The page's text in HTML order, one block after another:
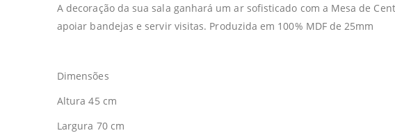
A decoração da sua sala ganhará um ar sofisticado com a Mesa de
apoiar bandejas e servir visitas. Produzida em 100% MDF de 25mm
Dimensões
Altura 45 cm
Largura 70 cm